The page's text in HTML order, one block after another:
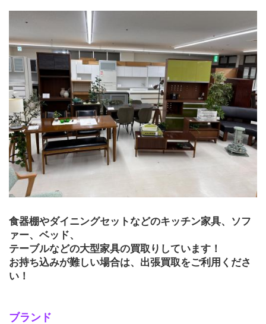
食器棚やダイニングセットなどのキッチン家具、ソフ
ァー、ベッド、
テーブルなどの大型家具の買取りしています！
お持ち込みが難しい場合は、出張買取をご利用くださ
い！
ブランド